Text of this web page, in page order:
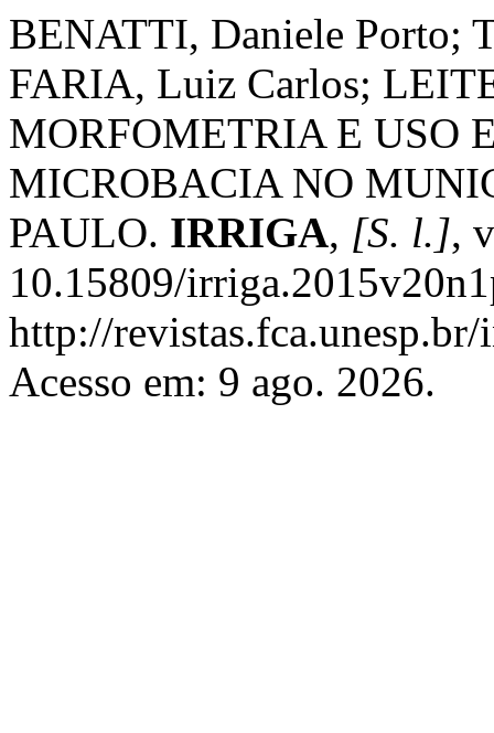
BENATTI, Daniele Porto;
FARIA, Luiz Carlos;
MORFOMETRIA E USO
MICROBACIA NO
PAULO. IRRIGA, [S. l.],
10.15809/
http://
Acesso em: 9 ago. 2026.